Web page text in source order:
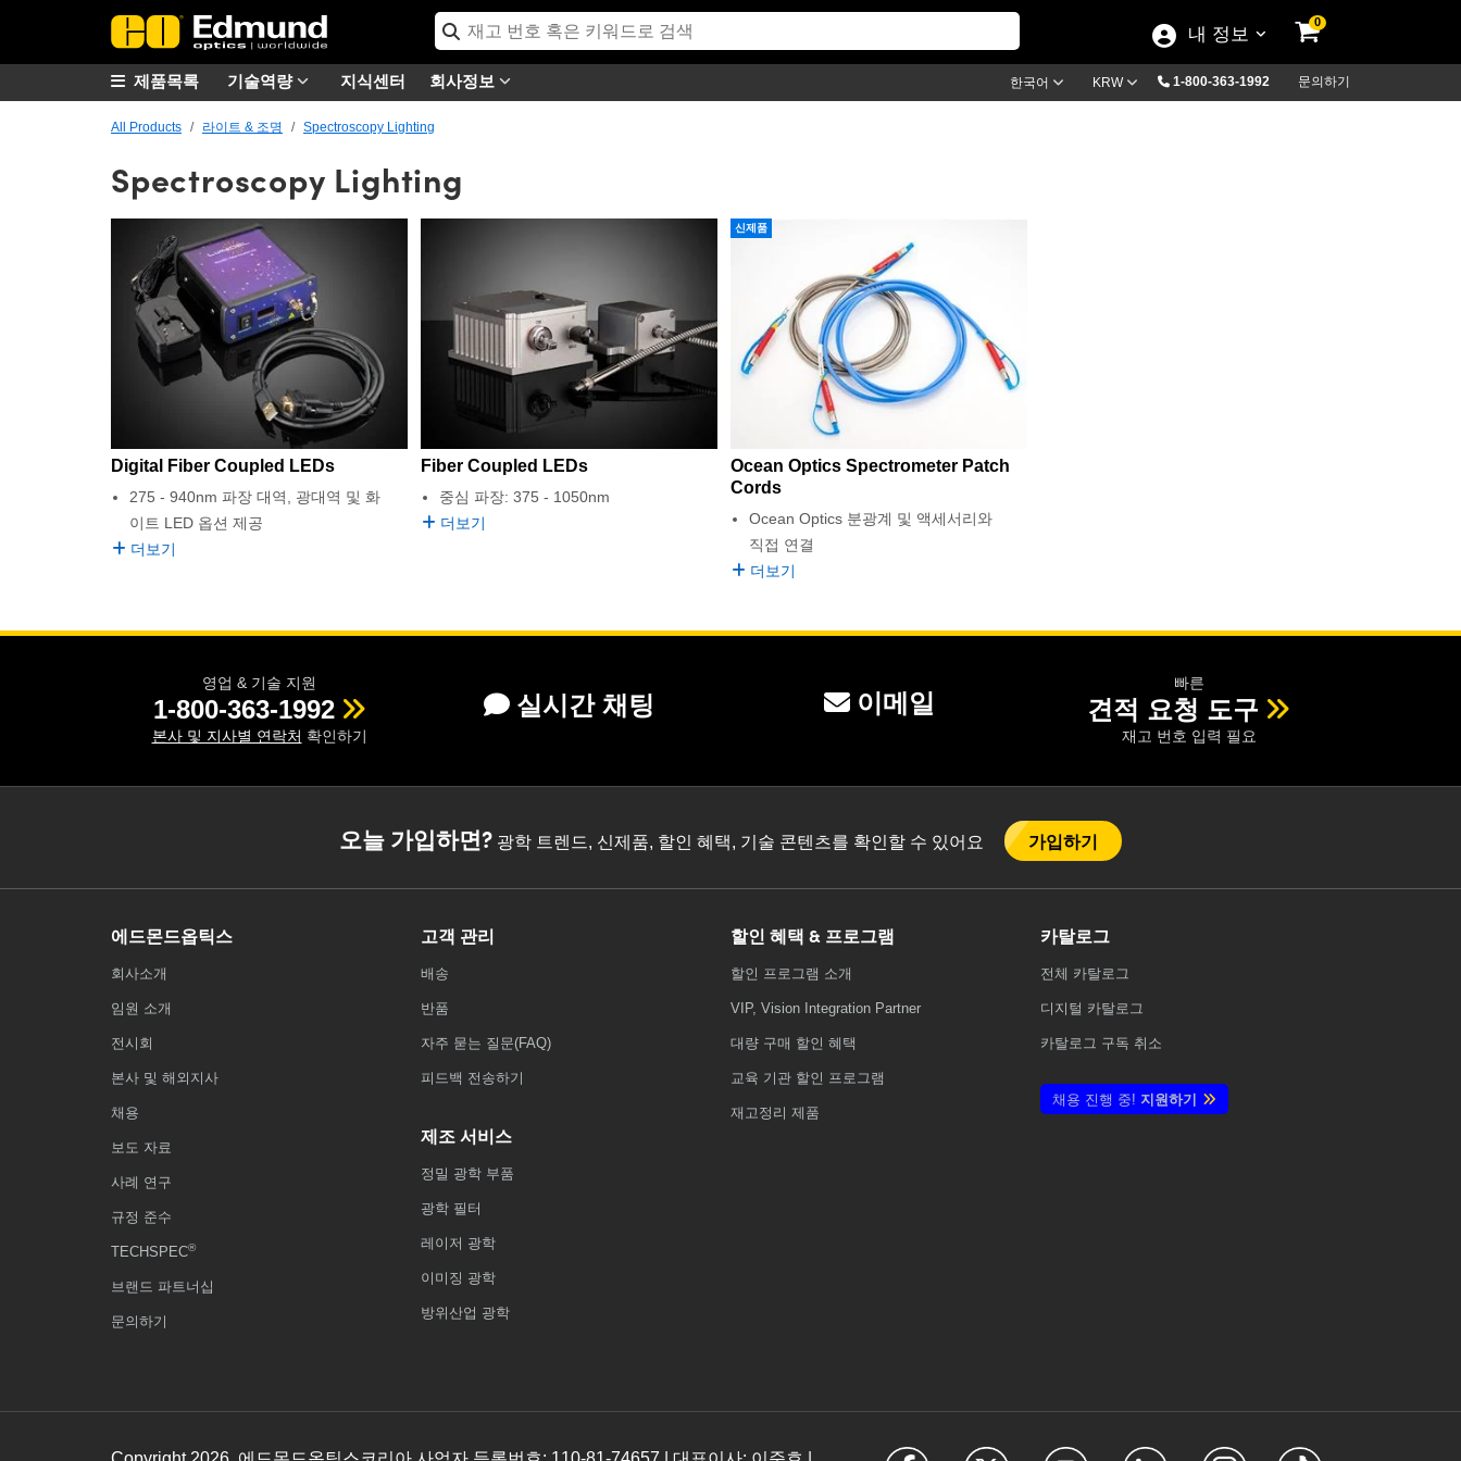
내 정보
0
기술역량 지식센터 회사정보 한국어 KRW 1-800-363-1992 문의하기
제품목록
All Products 라이트 & 조명 Spectroscopy Lighting
Spectroscopy Lighting
Digital Fiber Coupled LEDs
275 - 940nm 파장 대역, 광대역 및 화
이트 LED 옵션 제공
더보기
Fiber Coupled LEDs
중심 파장: 375 - 1050nm
더보기
신제품
Ocean Optics Spectrometer Patch
Cords
Ocean Optics 분광계 및 액세서리와
직접 연결
더보기
영업 & 기술 지원
1-800-363-1992
본사 및 지사별 연락처 확인하기
실시간 채팅 이메일
빠른
견적 요청 도구
재고 번호 입력 필요
오늘 가입하면?광학 트렌드, 신제품, 할인 혜택, 기술 콘텐츠를 확인할 수 있어요 가입하기
에드몬드옵틱스
회사소개
임원 소개
전시회
본사 및 해외지사
채용
보도 자료
사례 연구
규정 준수
TECHSPEC®
브랜드 파트너십
문의하기
고객 관리
배송
반품
자주 묻는 질문(FAQ)
피드백 전송하기
제조 서비스
정밀 광학 부품
광학 필터
레이저 광학
이미징 광학
방위산업 광학
할인 혜택 & 프로그램
할인 프로그램 소개
VIP, Vision Integration Partner
대량 구매 할인 혜택
교육 기관 할인 프로그램
재고정리 제품
카탈로그
전체 카탈로그
디지털 카탈로그
카탈로그 구독 취소
채용 진행 중! 지원하기